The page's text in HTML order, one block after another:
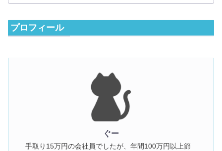
プロフィール
ぐー
手取り15万円の会社員でしたが、年間100万円以上節